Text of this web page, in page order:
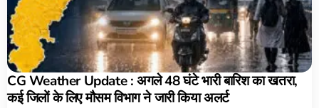
CG Weather Update : अगले 48 घंटे भारी बारिश का खतरा,
कई जिलों के लिए मौसम विभाग ने जारी किया अलर्ट